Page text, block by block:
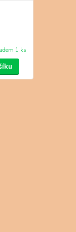
1 ks